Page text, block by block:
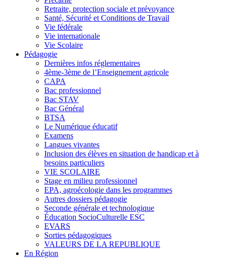
Retraite, protection sociale et prévoyance
Santé, Sécurité et Conditions de Travail
Vie fédérale
Vie internationale
Vie Scolaire
Pédagogie
Dernières infos réglementaires
4ème-3ème de l’Enseignement agricole
CAPA
Bac professionnel
Bac STAV
Bac Général
BTSA
Le Numérique éducatif
Examens
Langues vivantes
Inclusion des élèves en situation de handicap et à
besoins particuliers
VIE SCOLAIRE
Stage en milieu professionnel
EPA, agroécologie dans les programmes
Autres dossiers pédagogie
Seconde générale et technologique
Éducation SocioCulturelle ESC
EVARS
Sorties pédagogiques
VALEURS DE LA REPUBLIQUE
En Région